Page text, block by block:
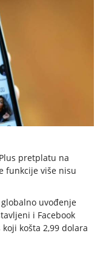
pretplatu na
funkcije više nisu
uvođenje
i Facebook
košta 2,99 dolara